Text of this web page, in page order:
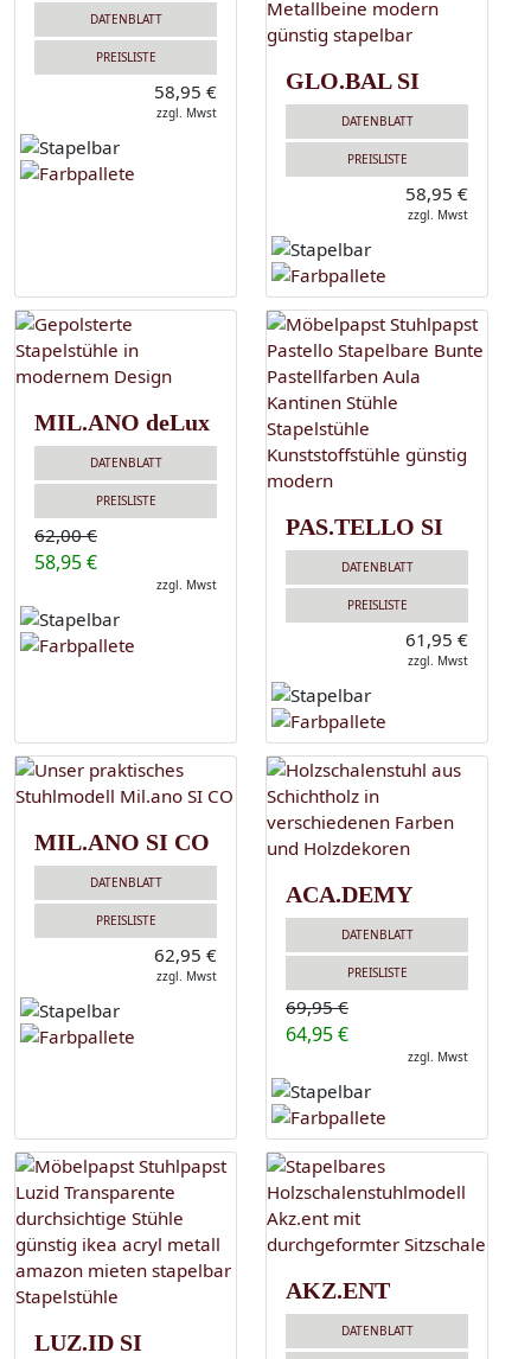
DATENBLATT
PREISLISTE
58,95 €
zzgl. Mwst
GLO.BAL SI
DATENBLATT
PREISLISTE
58,95 €
zzgl. Mwst
MIL.ANO deLux
DATENBLATT
PREISLISTE
62,00 €
58,95 €
zzgl. Mwst
PAS.TELLO SI
DATENBLATT
PREISLISTE
61,95 €
zzgl. Mwst
MIL.ANO SI CO
DATENBLATT
PREISLISTE
62,95 €
zzgl. Mwst
ACA.DEMY
DATENBLATT
PREISLISTE
69,95 €
64,95 €
zzgl. Mwst
LUZ.ID SI
AKZ.ENT
DATENBLATT